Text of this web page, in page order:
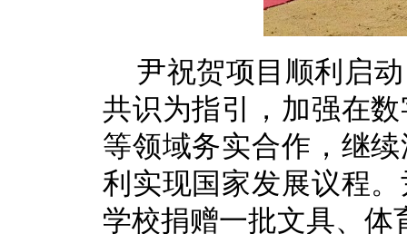
尹祝贺项目顺利启
共识为指引，加强在
等领域务实合作，继
利实现国家发展议程
学校捐赠一批文具、体